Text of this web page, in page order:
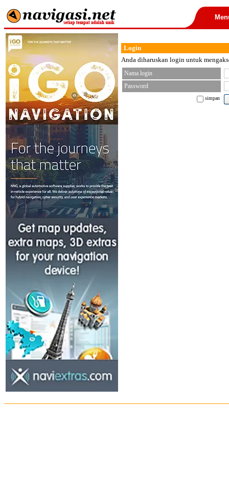
Login
Anda diharuskan login untuk
Nama login
Password
simpan